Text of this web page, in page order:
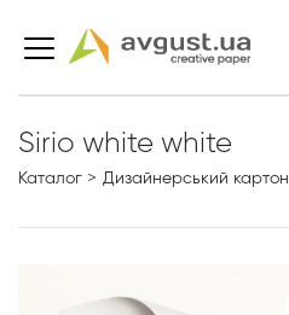
Sirio white white
Каталог Дизайнерський картон